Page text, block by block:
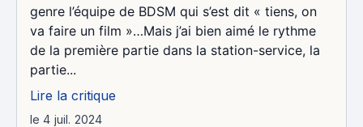
genre l’équipe de BDSM qui s’est dit « tiens, on
va faire un film »…Mais j’ai bien aimé le rythme
de la première partie dans la station-service, la
partie...
Lire la critique
le 4 juil. 2024